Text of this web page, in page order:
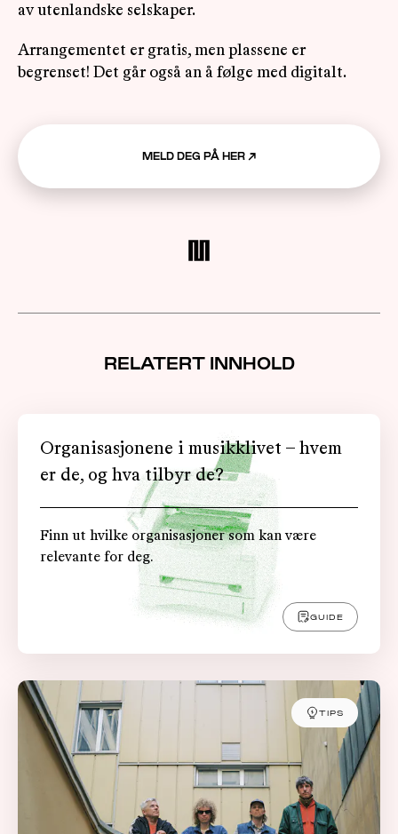
av utenlandske selskaper.
Arrangementet er gratis, men plassene er
begrenset! Det går også an å følge med digitalt.
MELD DEG PÅ HER ↗
RELATERT INNHOLD
Organisasjonene i musikklivet – hvem
er de, og hva tilbyr de?
Finn ut hvilke organisasjoner som kan være
relevante for deg.
GUIDE
TIPS